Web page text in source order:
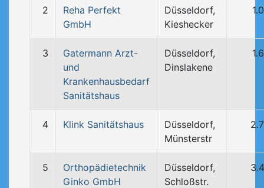
2
Reha Perfekt
GmbH
Düsseldorf,
Kieshecker
3
Gatermann Arzt-
und
Krankenhausbedarf
Sanitätshaus
Düsseldorf,
Dinslakene
4 Klink Sanitätshaus
Düsseldorf,
Münsterstr
5
Orthopädietechnik
Ginko GmbH
Düsseldorf,
Schloßstr.